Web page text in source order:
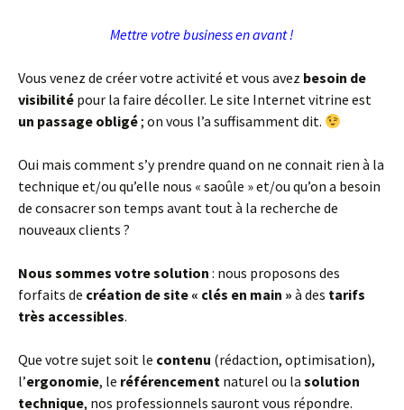
Mettre votre business en avant !
Vous venez de créer votre activité et vous avez besoin de
visibilité pour la faire décoller. Le site Internet vitrine est
un passage obligé; on vous l’a suffisamment dit.
Oui mais comment s’y prendre quand on ne connait rien à la
technique et/ou qu’elle nous « saoûle » et/ou qu’on a besoin
de consacrer son temps avant tout à la recherche de
nouveaux clients ?
Nous sommes votre solution : nous proposons des
forfaits de création de site « clés en main » à des tarifs
très accessibles.
Que votre sujet soit le contenu (rédaction, optimisation),
l’ergonomie, le référencement naturel ou la solution
technique, nos professionnels sauront vous répondre.